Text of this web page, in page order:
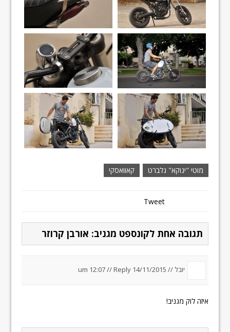
מוטי "ינוקא" גלברט קאוואסקי
Tweet
תגובה אחת לקונספט מגניב: אורבן קרוזר
יובל // 14/11/2015 um 12:07
//Reply
איזה לוק מגניב!